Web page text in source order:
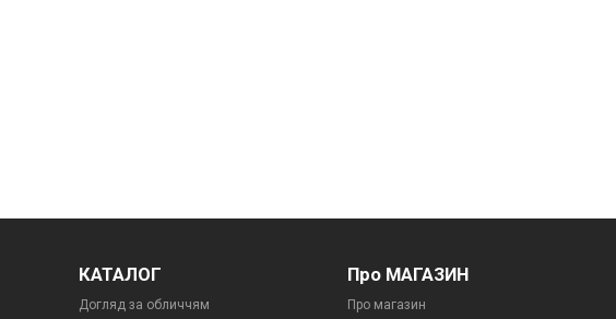
КАТАЛОГ
Догляд за обличчям
Про МАГАЗИН
Про магазин